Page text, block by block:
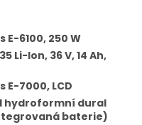
E-6100, 250 W
Li-Ion, 36 V, 14 Ah,
E-7000, LCD
hydroformní dural
baterie)